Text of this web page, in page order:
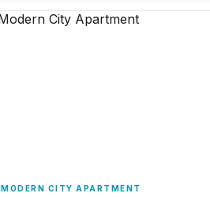
MODERN CITY APARTMENT